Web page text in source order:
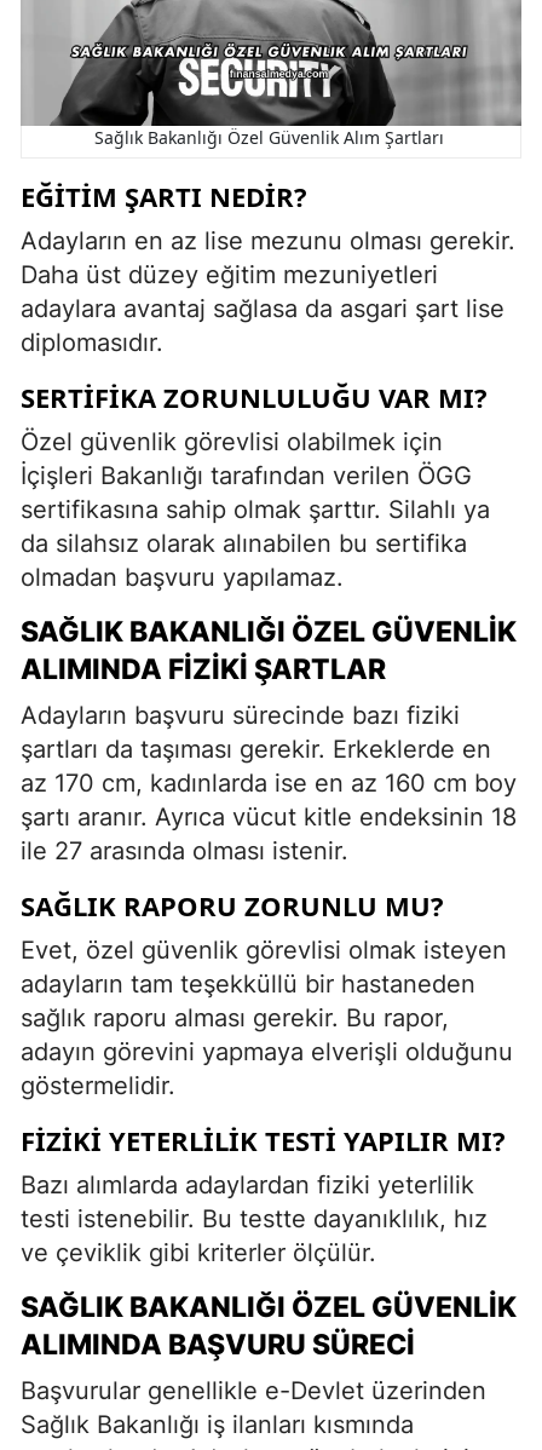
Sağlık Bakanlığı Özel Güvenlik Alım Şartları
EĞITIM ŞARTI NEDIR?
Adayların en az lise mezunu olması gerekir.
Daha üst düzey eğitim mezuniyetleri
adaylara avantaj sağlasa da asgari şart lise
diplomasıdır.
SERTIFIKA ZORUNLULUĞU VAR MI?
Özel güvenlik görevlisi olabilmek için
İçişleri Bakanlığı tarafından verilen ÖGG
sertifikasına sahip olmak şarttır. Silahlı ya
da silahsız olarak alınabilen bu sertifika
olmadan başvuru yapılamaz.
SAĞLIK BAKANLIĞI ÖZEL GÜVENLIK
ALIMINDA FIZIKI ŞARTLAR
Adayların başvuru sürecinde bazı fiziki
şartları da taşıması gerekir. Erkeklerde en
az 170 cm, kadınlarda ise en az 160 cm boy
şartı aranır. Ayrıca vücut kitle endeksinin 18
ile 27 arasında olması istenir.
SAĞLIK RAPORU ZORUNLU MU?
Evet, özel güvenlik görevlisi olmak isteyen
adayların tam teşekküllü bir hastaneden
sağlık raporu alması gerekir. Bu rapor,
adayın görevini yapmaya elverişli olduğunu
göstermelidir.
FIZIKI YETERLILIK TESTI YAPILIR MI?
Bazı alımlarda adaylardan fiziki yeterlilik
testi istenebilir. Bu testte dayanıklılık, hız
ve çeviklik gibi kriterler ölçülür.
SAĞLIK BAKANLIĞI ÖZEL GÜVENLIK
ALIMINDA BAŞVURU SÜRECI
Başvurular genellikle e-Devlet üzerinden
Sağlık Bakanlığı iş ilanları kısmında